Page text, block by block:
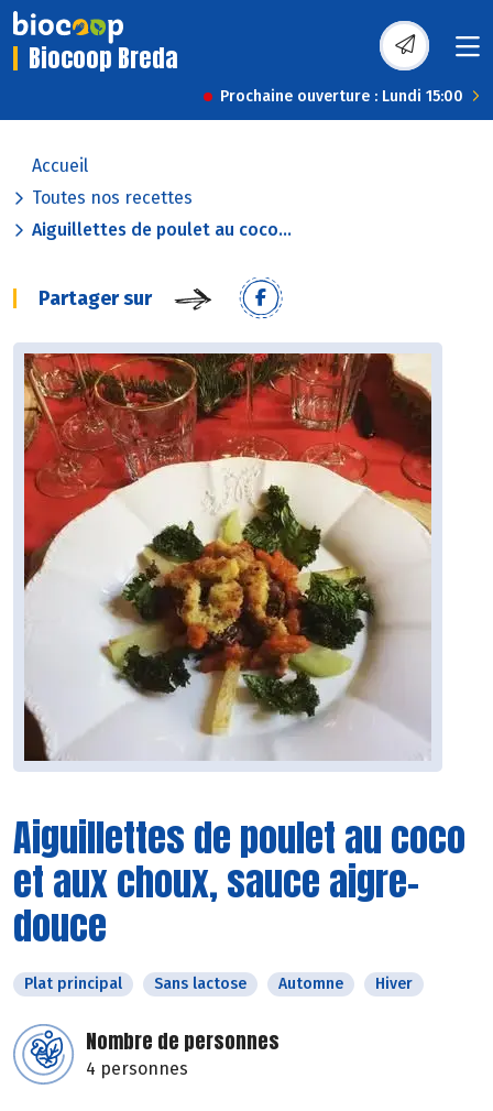
Biocoop Breda
Prochaine ouverture : Lundi 15:00
Accueil
Toutes nos recettes
Aiguillettes de poulet au coco...
Partager sur
Aiguillettes de poulet au coco
et aux choux, sauce aigre-
douce
Plat principal Sans lactose Automne Hiver
Nombre de personnes
4 personnes